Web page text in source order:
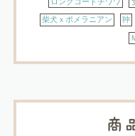
ロングコートチワワ
柴犬ｘポメラニアン
狆